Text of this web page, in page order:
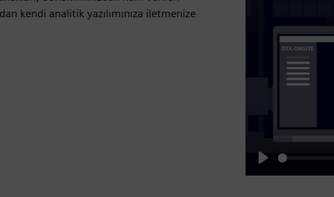
kendi analitik yazılımınıza iletmenize
Play